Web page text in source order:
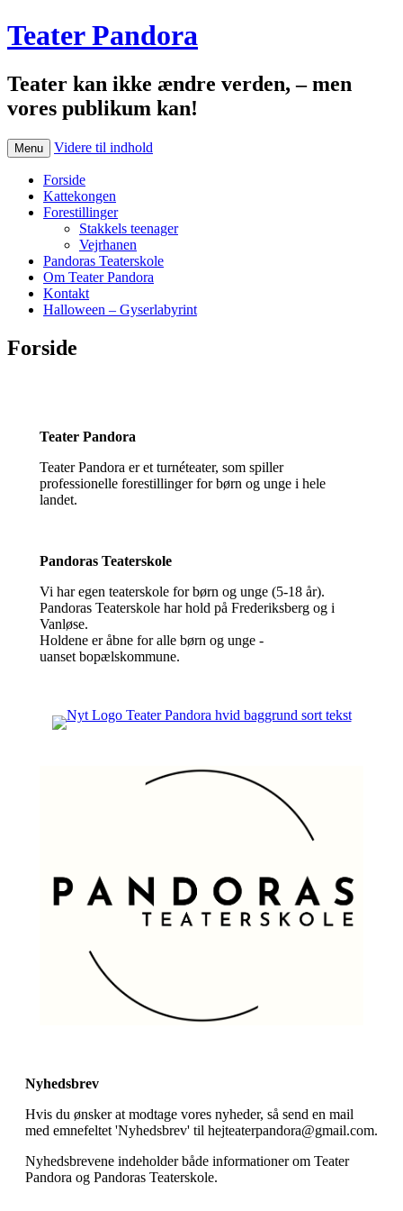
Teater Pandora
Teater kan ikke ændre verden, – men
vores publikum kan!
Menu Videre til indhold
Forside
Kattekongen
Forestillinger
Stakkels teenager
Vejrhanen
Pandoras Teaterskole
Om Teater Pandora
Kontakt
Halloween – Gyserlabyrint
Forside
Teater Pandora
Teater Pandora er et turnéteater, som spiller
professionelle forestillinger for børn og unge i hele
landet.
Pandoras Teaterskole
Vi har egen teaterskole for børn og unge (5-18 år).
Pandoras Teaterskole har hold på Frederiksberg og i
Vanløse.
Holdene er åbne for alle børn og unge -
uanset bopælskommune.
Nyhedsbrev
Hvis du ønsker at modtage vores nyheder, så send en mail
med emnefeltet 'Nyhedsbrev' til hejteaterpandora@gmail.com.
Nyhedsbrevene indeholder både informationer om Teater
Pandora og Pandoras Teaterskole.